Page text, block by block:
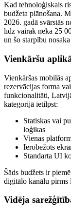
Kad tehnoloģiskais
budžeta plānošana.
2026. gadā svārstās
līdz vairāk nekā 25
un šo starpību
Vienkāršu
Vienkāršas mobilās
rezervācijas forma
funkcionalitāti,
kategorijā ietilpst:
Statiskas vai
loģikas
Vienas
Ierobežots
Standarta UI
Šāds budžets ir
digitālo kanālu pirms
Vidēja